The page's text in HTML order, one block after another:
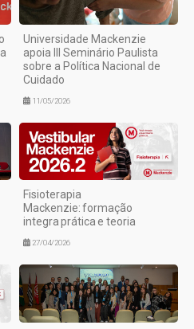
Universidade Mackenzie
apoia III Seminário Paulista
sobre a Política Nacional de
Cuidado
11/05/2026
Fisioterapia
Mackenzie: formação
integra prática e teoria
27/04/2026